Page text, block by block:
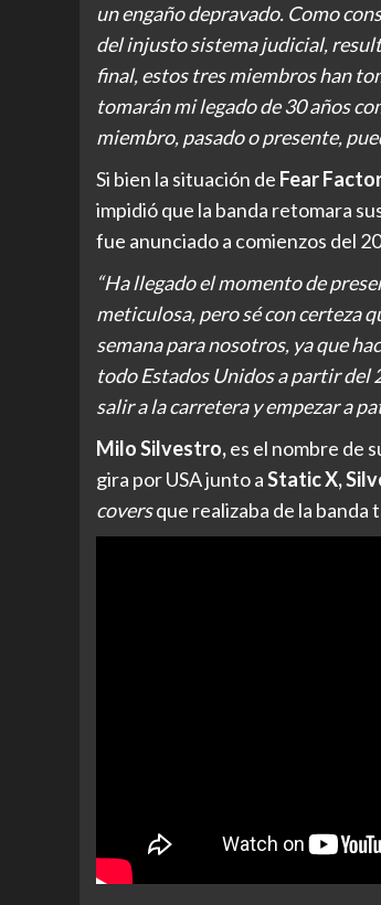
un engaño depravado. Como
del injusto sistema judicial,
final, estos tres miembros han
tomarán mi legado de 30 años
miembro, pasado o presente,
Si bien la situación de Fear
impidió que la banda retomara
fue anunciado a comienzos del
“Ha llegado el momento de
meticulosa, pero sé con certeza
semana para nosotros, ya que
todo Estados Unidos a partir del
salir a la carretera y empezar a
Milo Silvestro,es el nombre de
gira por USA junto aStatic X,
coversque realizaba de la banda